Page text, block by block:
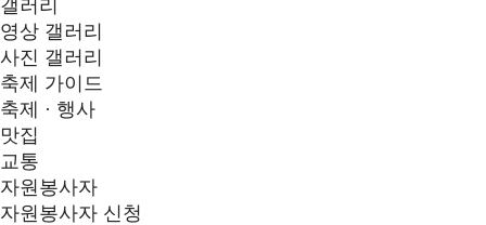
갤러리
영상 갤러리
사진 갤러리
축제 가이드
축제 · 행사
맛집
교통
자원봉사자
자원봉사자 신청